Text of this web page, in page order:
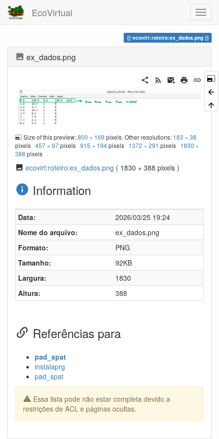
EcoVirtual
ecovirt:roteiro:ex_dados.png
ex_dados.png
Size of this preview:800 × 169 pixels. Other resolutions: 183 × 38
pixels 457 × 97pixels 915 × 194pixels 1372 × 291 pixels 1830 ×
388 pixels
ecovirt:roteiro:ex_dados.png ( 1830 × 388 pixels )
Information
Data:
2026/03/25 19:24
Nome do arquivo:
ex_dados.png
Formato:
PNG
Tamanho:
92KB
Largura:
1830
Altura:
388
Referências para
pad_spat
instalaprg
pad_spat
Essa lista pode não estar completa devido a
restrições de ACL e páginas ocultas.